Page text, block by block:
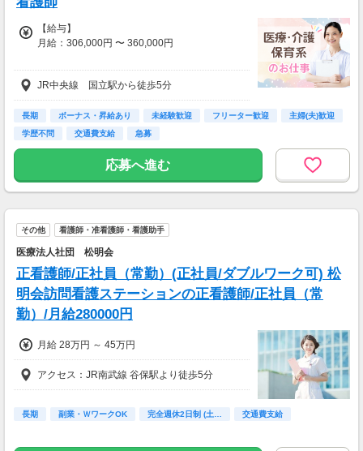
【給与】
月給：306,000円 〜 360,000円
【諸手当】
職務時間外手当 50,000円（25時間程度）
資格手当 50,000円
平日待機手当 1,500円
土・日待機手当 10,000円（月の1回目のみ50
待機中の緊急出動 4,000円／件（60分）
交通費支給 (月3万円まで)
昇給：年1回
賞与：年2回 (6月／12月)
JR中央線 国立駅から徒歩5分
長期 ボーナス・昇給あり 未経験歓迎 フリーター歓迎
主婦(夫)歓迎
学歴不問
交通費支給 急募
応募へ進む
その他 看護師・准看護師・看護助手
医療法人社団 松明会
正看護師/正社員（常勤）(正社員/ダブルワーク可) 松
明会訪問看護ステーションの正看護師/正社員（常
勤）/月給280000円
月給 28万円 ～ 45万円
アクセス：JR南武線 谷保駅より徒歩5分
長期 副業・ＷワークOK 完全週休2日制 (土… 交通費支給